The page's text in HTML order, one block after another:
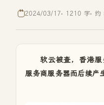
2024/03/17 1210 字 约
软云被查，香港
服务商服务器而后续产